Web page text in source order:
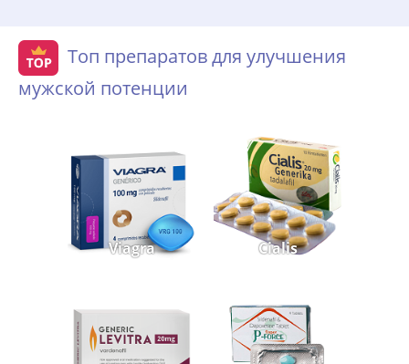
Топ препаратов для улучшения
мужской потенции
Viagra Cialis